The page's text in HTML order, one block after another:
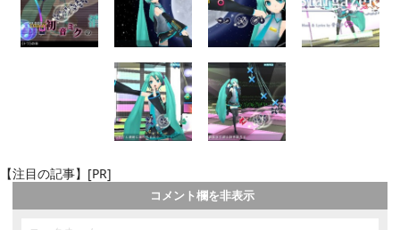
【注目の記事】[PR]
コメント欄を非表示